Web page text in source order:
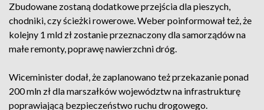
Zbudowane zostaną dodatkowe przejścia dla pieszych,
chodniki, czy ścieżki rowerowe. Weber poinformował też, że
kolejny 1 mld zł zostanie przeznaczony dla samorządów na
małe remonty, poprawę nawierzchni dróg.
Wiceminister dodał, że zaplanowano też przekazanie ponad
200 mln zł dla marszałków województw na infrastrukturę
poprawiającą bezpieczeństwo ruchu drogowego.